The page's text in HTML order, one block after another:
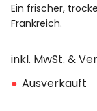
Ein frischer,
Frankreich.
inkl. MwSt. &
● Ausverkauft